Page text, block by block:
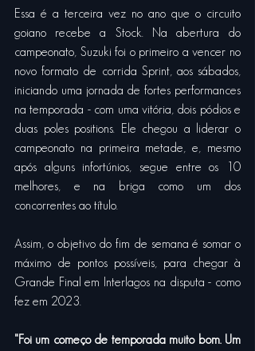
Essa é a terceira vez no ano que o circuito
goiano recebe a Stock. Na abertura do
campeonato, Suzuki foi o primeiro a vencer no
novo formato de corrida Sprint, aos sábados,
iniciando uma jornada de fortes performances
na temporada - com uma vitória, dois pódios e
duas poles positions. Ele chegou a liderar o
campeonato na primeira metade, e, mesmo
após alguns infortúnios, segue entre os 10
melhores, e na briga como um dos
concorrentes ao título.
Assim, o objetivo do fim de semana é somar o
máximo de pontos possíveis, para chegar à
Grande Final em Interlagos na disputa - como
fez em 2023.
"Foi um começo de temporada muito bom. Um